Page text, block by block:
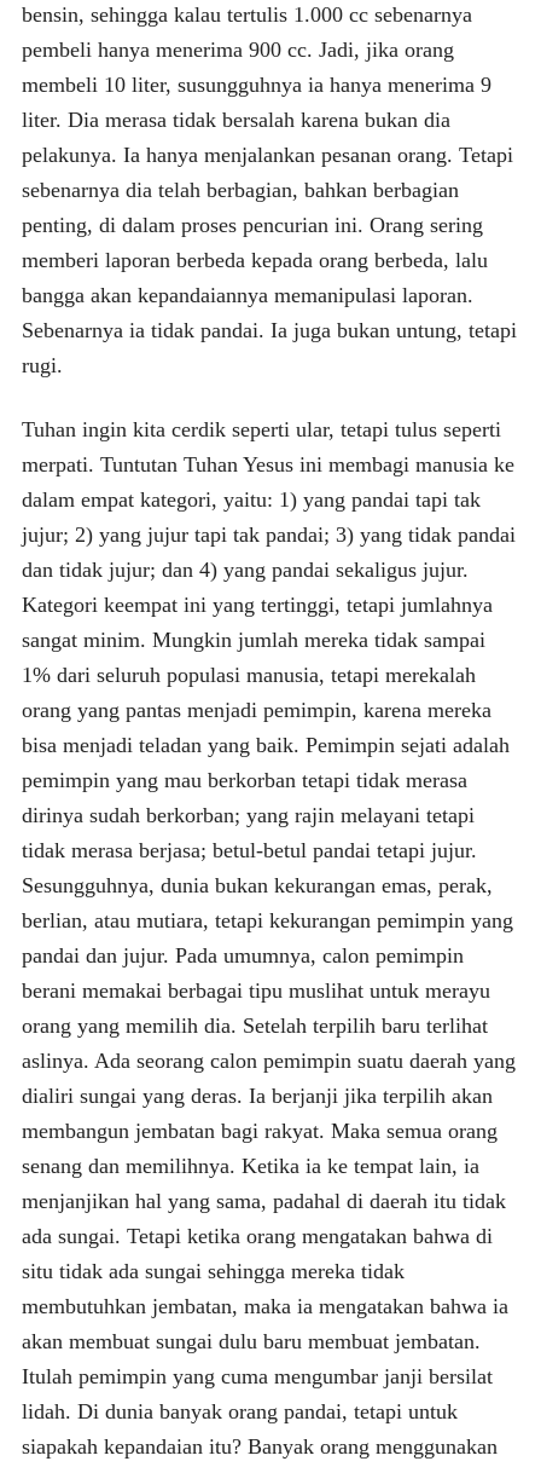
bensin, sehingga kalau tertulis 1.000 cc sebenarnya
pembeli hanya menerima 900 cc. Jadi, jika orang
membeli 10 liter, susungguhnya ia hanya menerima 9
liter. Dia merasa tidak bersalah karena bukan dia
pelakunya. Ia hanya menjalankan pesanan orang. Tetapi
sebenarnya dia telah berbagian, bahkan berbagian
penting, di dalam proses pencurian ini. Orang sering
memberi laporan berbeda kepada orang berbeda, lalu
bangga akan kepandaiannya memanipulasi laporan.
Sebenarnya ia tidak pandai. Ia juga bukan untung, tetapi
rugi.
Tuhan ingin kita cerdik seperti ular, tetapi tulus seperti
merpati. Tuntutan Tuhan Yesus ini membagi manusia ke
dalam empat kategori, yaitu: 1) yang pandai tapi tak
jujur; 2) yang jujur tapi tak pandai; 3) yang tidak pandai
dan tidak jujur; dan 4) yang pandai sekaligus jujur.
Kategori keempat ini yang tertinggi, tetapi jumlahnya
sangat minim. Mungkin jumlah mereka tidak sampai
1% dari seluruh populasi manusia, tetapi merekalah
orang yang pantas menjadi pemimpin, karena mereka
bisa menjadi teladan yang baik. Pemimpin sejati adalah
pemimpin yang mau berkorban tetapi tidak merasa
dirinya sudah berkorban; yang rajin melayani tetapi
tidak merasa berjasa; betul-betul pandai tetapi jujur.
Sesungguhnya, dunia bukan kekurangan emas, perak,
berlian, atau mutiara, tetapi kekurangan pemimpin yang
pandai dan jujur. Pada umumnya, calon pemimpin
berani memakai berbagai tipu muslihat untuk merayu
orang yang memilih dia. Setelah terpilih baru terlihat
aslinya. Ada seorang calon pemimpin suatu daerah yang
dialiri sungai yang deras. Ia berjanji jika terpilih akan
membangun jembatan bagi rakyat. Maka semua orang
senang dan memilihnya. Ketika ia ke tempat lain, ia
menjanjikan hal yang sama, padahal di daerah itu tidak
ada sungai. Tetapi ketika orang mengatakan bahwa di
situ tidak ada sungai sehingga mereka tidak
membutuhkan jembatan, maka ia mengatakan bahwa ia
akan membuat sungai dulu baru membuat jembatan.
Itulah pemimpin yang cuma mengumbar janji bersilat
lidah. Di dunia banyak orang pandai, tetapi untuk
siapakah kepandaian itu? Banyak orang menggunakan